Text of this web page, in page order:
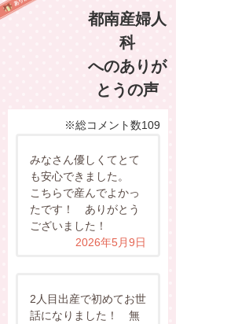
都南産婦人
科
へのありが
とうの声
※総コメント数109
みなさん優しくてとて
も安心できました。
こちらで産んでよかっ
たです！ ありがとう
ございました！
2026年5月9日
2人目出産で初めてお世
話になりました！ 無